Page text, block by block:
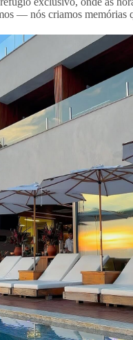
— nós criamos memórias